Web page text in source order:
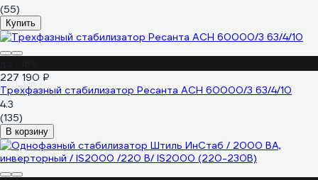
(55)
Купить
227 190 ₽
Трехфазный стабилизатор Ресанта АСН 60000/3 63/4/10
4.3
(135)
В корзину